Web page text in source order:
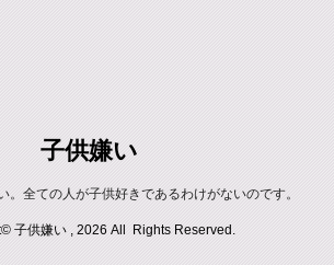
子供嫌い
。全ての人が子供好きであるわけがないのです。
子供嫌い , 2026 All Rights Reserved.